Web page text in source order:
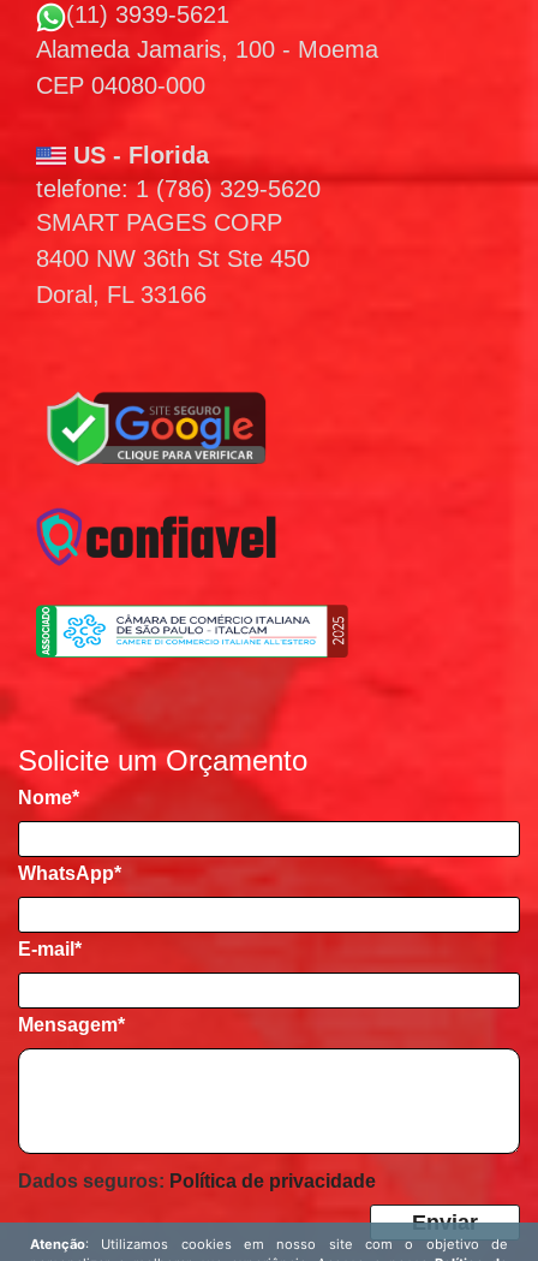
(11) 3939-5621
Alameda Jamaris, 100 - Moema
CEP 04080-000
US - Florida
telefone: 1 (786) 329-5620
SMART PAGES CORP
8400 NW 36th St Ste 450
Doral, FL 33166
Solicite um Orçamento
Nome*
WhatsApp*
E-mail *
Mensagem*
Dados seguros: Política de privacidade